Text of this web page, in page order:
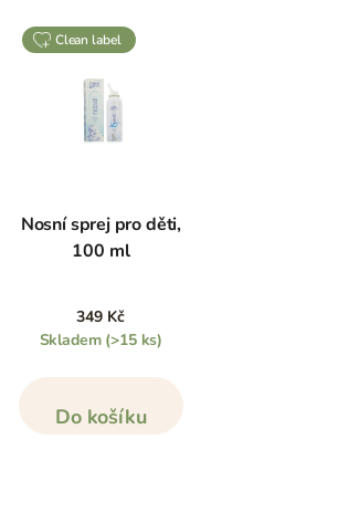
clean label
Nosní sprej pro děti,
100 ml
349 Kč
Skladem (>15 ks)
Do košíku